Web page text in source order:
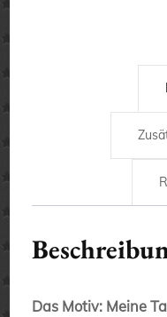
Das Motiv: Meine